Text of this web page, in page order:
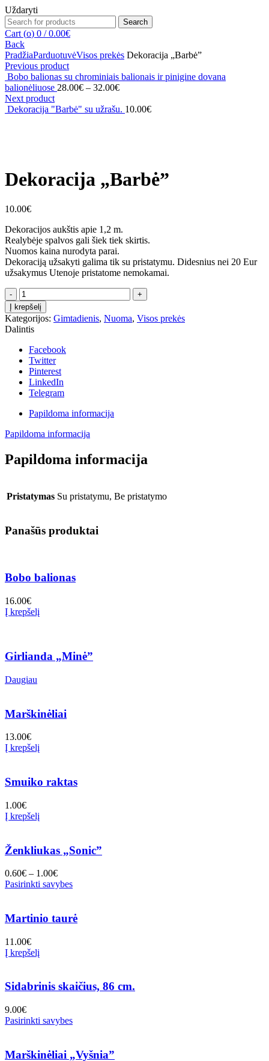
Uždaryti
Search
for:
Search
Cart (o) 0 / 0.00€
Back
PradžiaParduotuvėVisos prekės Dekoracija „Barbė”
Previous product
Bobo balionas su chrominiais balionais ir pinigine dovana
balionėliuose 28.00€ – 32.00€
Next product
Dekoracija "Barbė" su užrašu. 10.00€
Dekoracija „Barbė”
10.00€
Dekoracijos aukštis apie 1,2 m.
Realybėje spalvos gali šiek tiek skirtis.
Nuomos kaina nurodyta parai.
Dekoraciją užsakyti galima tik su pristatymu. Didesnius nei 20 Eur
užsakymus Utenoje pristatome nemokamai.
produkto
kiekis:
Dekoracija
"Barbė"
Į krepšelį
Kategorijos: Gimtadienis, Nuoma, Visos prekės
Dalintis
Facebook
Twitter
Pinterest
LinkedIn
Telegram
Papildoma informacija
Papildoma informacija
Papildoma informacija
Pristatymas Su pristatymu, Be pristatymo
Panašūs produktai
Bobo balionas
16.00€
Į krepšelį
Girlianda „Minė”
Daugiau
Marškinėliai
13.00€
Į krepšelį
Smuiko raktas
1.00€
Į krepšelį
Ženkliukas „Sonic”
0.60€ – 1.00€
Pasirinkti savybes
Martinio taurė
11.00€
Į krepšelį
Sidabrinis skaičius, 86 cm.
9.00€
Pasirinkti savybes
Marškinėliai „Vyšnia”